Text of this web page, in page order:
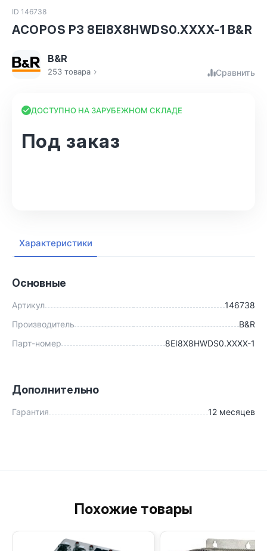
ID 146738
ACOPOS P3 8EI8X8HWDS0.XXXX-1 B&R
B&R
253 товара Сравнить
ДОСТУПНО НА ЗАРУБЕЖНОМ СКЛАДЕ
Под заказ
Характеристики
Основные
Артикул
146738
Производитель
B&R
Парт-номер
8EI8X8HWDS0.XXXX-1
Дополнительно
Гарантия 12 месяцев
Похожие товары